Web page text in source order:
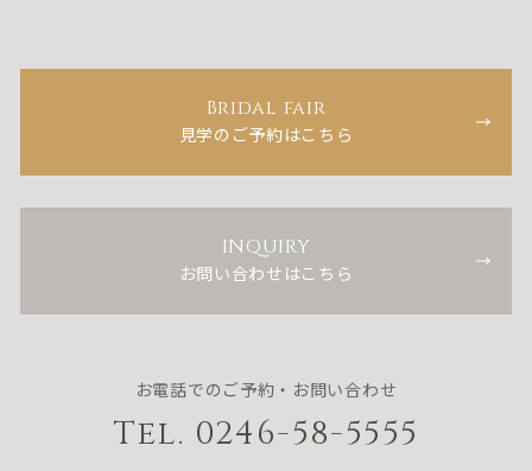
Bridal fair
見学のご予約はこちら
INQUIRY
お問い合わせはこちら
お電話でのご予約・お問い合わせ
Tel. 0246-58-5555